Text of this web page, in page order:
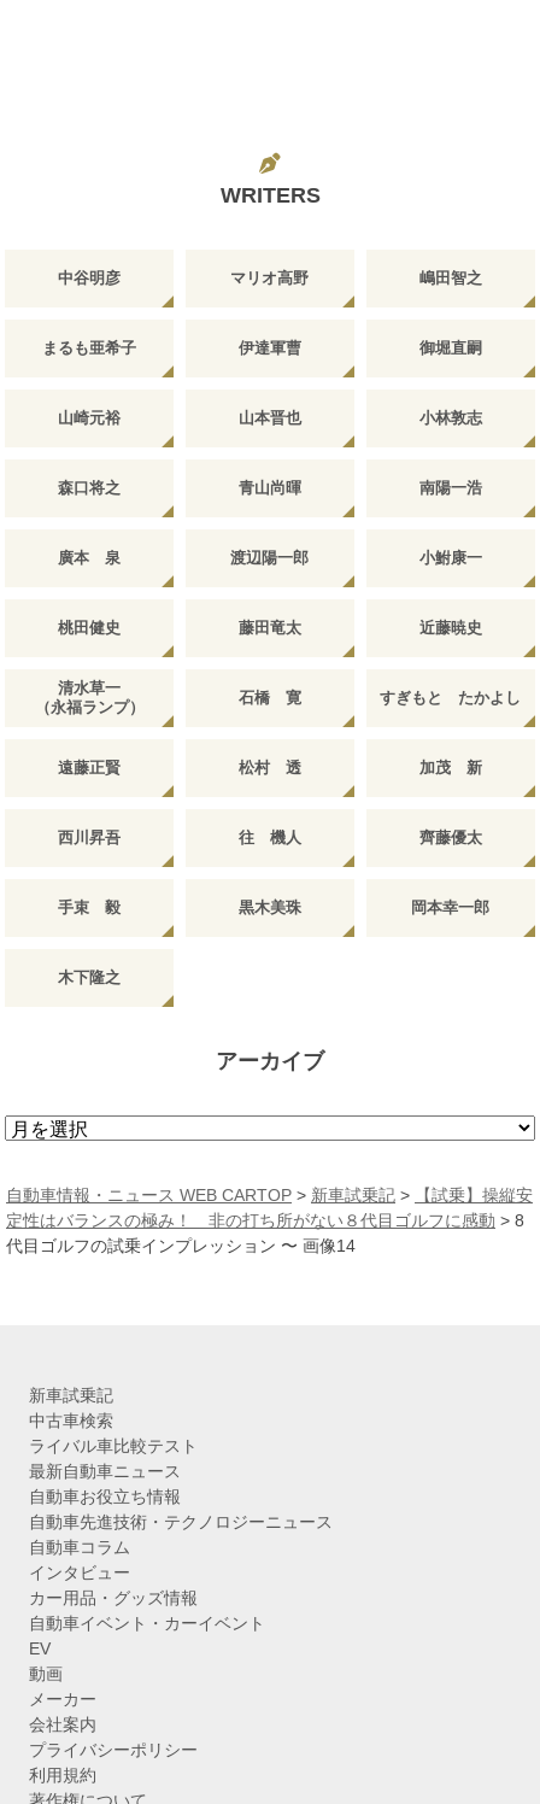
WRITERS
中谷明彦 マリオ高野 嶋田智之
まるも亜希子 伊達軍曹 御堀直嗣
山崎元裕 山本晋也 小林敦志
森口将之 青山尚暉 南陽一浩
廣本 泉 渡辺陽一郎 小鮒康一
桃田健史 藤田竜太 近藤暁史
清水草一
（永福ランプ）
石橋 寛 すぎもと たかよし
遠藤正賢 松村 透 加茂 新
西川昇吾 往 機人 齊藤優太
手束 毅 黒木美珠 岡本幸一郎
木下隆之
アーカイブ
ア
カ
イ
ブ
自動車情報・ニュース WEB CARTOP > 新車試乗記 >
【試乗】操縦安
定性はバランスの極み！ 非の打ち所がない８代目ゴルフに感動 > 8
代目ゴルフの試乗インプレッション 〜 画像14
新車試乗記
中古車検索
ライバル車比較テスト
最新自動車ニュース
自動車お役立ち情報
自動車先進技術・テクノロジーニュース
自動車コラム
インタビュー
カー用品・グッズ情報
自動車イベント・カーイベント
EV
動画
メーカー
会社案内
プライバシーポリシー
利用規約